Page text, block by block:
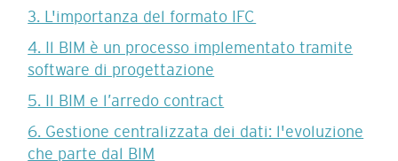
3. L'importanza del formato IFC
4. Il BIM è un processo implementato tramite
software di progettazione
5. Il BIM e l’arredo contract
6. Gestione centralizzata dei dati: l'evoluzione
che parte dal BIM